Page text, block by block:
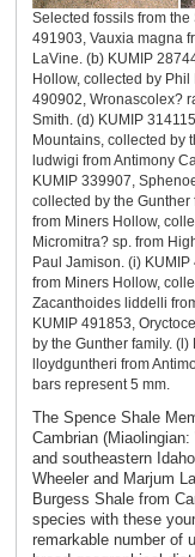
Selected fossils from
491903, Vauxia magna
LaVine. (b) KUMIP
Hollow, collected by
490902, Wronascolex?
Smith. (d) KUMIP
Mountains, collected by
ludwigi from Antimony
KUMIP 339907,
collected by the Gunther
from Miners Hollow,
Micromitra? sp. from
Paul Jamison. (i)
from Miners Hollow,
Zacanthoides liddelli
KUMIP 491853,
by the Gunther family.
lloydguntheri from
bars represent 5 mm.
The Spence Shale
Cambrian
and southeastern
Wheeler and Marjum
Burgess Shale from
species with these
remarkable number of